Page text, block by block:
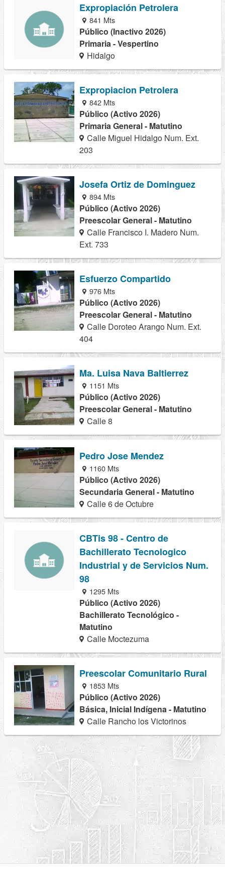
Expropiación Petrolera
841 Mts
Público (Inactivo 2026)
Primaria - Vespertino
Hidalgo
Expropiacion Petrolera
842 Mts
Público (Activo 2026)
Primaria General - Matutino
Calle Miguel Hidalgo Num. Ext.
203
Josefa Ortiz de Dominguez
894 Mts
Público (Activo 2026)
Preescolar General - Matutino
Calle Francisco I. Madero Num.
Ext. 733
Esfuerzo Compartido
976 Mts
Público (Activo 2026)
Preescolar General - Matutino
Calle Doroteo Arango Num. Ext.
404
Ma. Luisa Nava Baltierrez
1151 Mts
Público (Activo 2026)
Preescolar General - Matutino
Calle 8
Pedro Jose Mendez
1160 Mts
Público (Activo 2026)
Secundaria General - Matutino
Calle 6 de Octubre
CBTis 98 - Centro de
Bachillerato Tecnologico
Industrial y de Servicios Num.
98
1295 Mts
Público (Activo 2026)
Bachillerato Tecnológico -
Matutino
Calle Moctezuma
Preescolar Comunitario Rural
1853 Mts
Público (Activo 2026)
Básica, Inicial Indígena - Matutino
Calle Rancho los Victorinos